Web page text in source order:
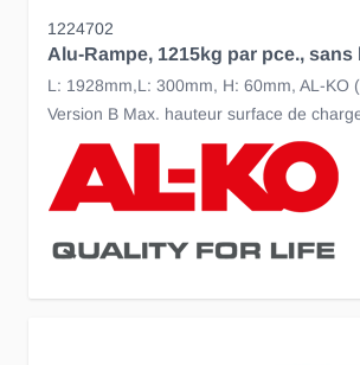
1224702
Alu-Rampe, 1215kg par pce., sans
L: 1928mm,L: 300mm, H: 60mm, AL-KO
Version B Max. hauteur surface de